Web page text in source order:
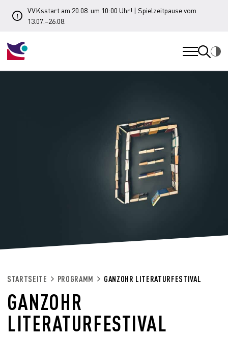
VVKsstart am 20.08. um 10:00 Uhr! | Spielzeitpause vom
13.07.–26.08.
STARTSEITE PROGRAMM GANZOHR LITERATURFESTIVAL
GANZOHR
LITERATURFESTIVAL